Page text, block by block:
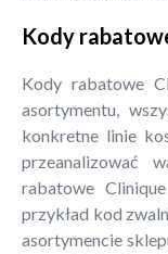
Kody
Kody rabatowe
asortymentu,
konkretne linie
przeanalizować
rabatowe
przykład kod
asortymencie